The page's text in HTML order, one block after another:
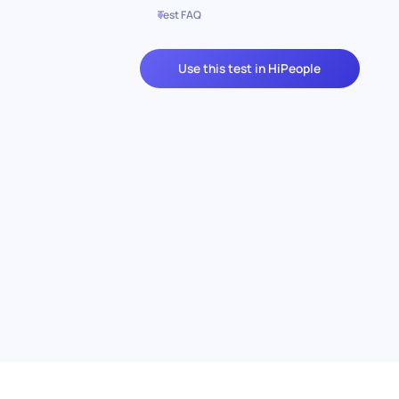
Test FAQ
Use this test in HiPeople